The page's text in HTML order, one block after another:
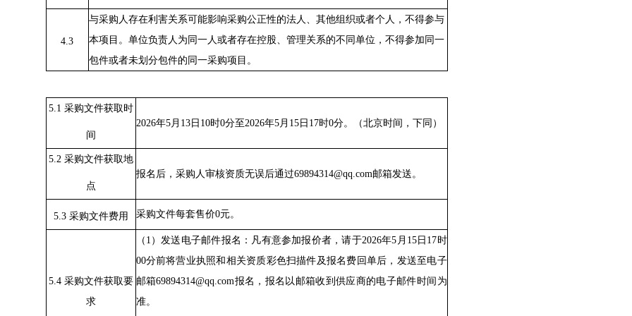
4.3
与采购人存在利害关系可能影响采购公正性的法人、其他组织或者个人，不得参与
本项目。单位负责人为同一人或者存在控股、管理关系的不同单位，不得参加同一
包件或者未划分包件的同一采购项目。
5.1 采购文件获取时
间
2026年5月 13日 10时0分至2026年5月 15日 17时0分。 （北京时间，下同）
5.2 采购文件获取地
点
报名后，采购人审核资质无误后通过69894314@qq.com邮箱发送。
5.3 采购文件费用 采购文件每套售价0元。
5.4 采购文件获取要
求
（ 1 ）发送电子邮件报名：凡有意参加报价者，请于2026年5 月 15日 17时
00分前将营业执照和相关资质彩色扫描件及报名费回单后，发送至电子
邮箱69894314@qq.com报名，报名以邮箱收到供应商的电子邮件时间为
准。